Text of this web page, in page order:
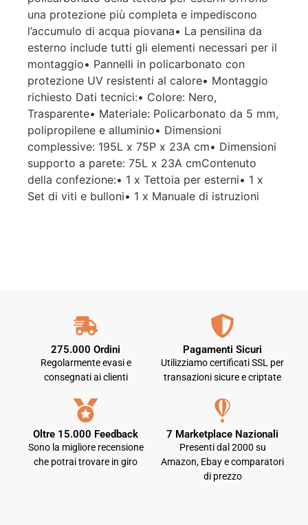
una protezione più completa e impediscono
l’accumulo di acqua piovana• La pensilina da
esterno include tutti gli elementi necessari per il
montaggio• Pannelli in policarbonato con
protezione UV resistenti al calore• Montaggio
richiesto Dati tecnici:• Colore: Nero,
Trasparente• Materiale: Policarbonato da 5 mm,
polipropilene e alluminio• Dimensioni
complessive: 195L x 75P x 23A cm• Dimensioni
supporto a parete: 75L x 23A cmContenuto
della confezione:• 1 x Tettoia per esterni• 1 x
Set di viti e bulloni• 1 x Manuale di istruzioni
275.000 Ordini
Regolarmente evasi e
consegnati ai clienti
Pagamenti Sicuri
Utilizziamo certificati SSL per
transazioni sicure e criptate
Oltre 15.000 Feedback
Sono la migliore recensione
che potrai trovare in giro
7 Marketplace Nazionali
Presenti dal 2000 su
Amazon, Ebay e comparatori
di prezzo